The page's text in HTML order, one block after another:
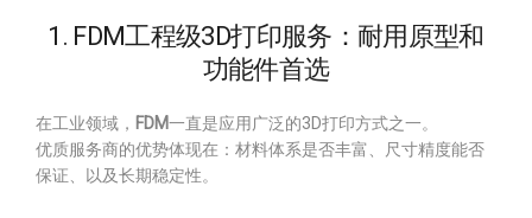
1. FDM工程级3D打印服务：耐用原型和
功能件首选
在工业领域， FDM一直是应用广泛的3D打印方式之一。
优质服务商的优势体现在：材料体系是否丰富、尺寸精度能否
保证、以及长期稳定性。